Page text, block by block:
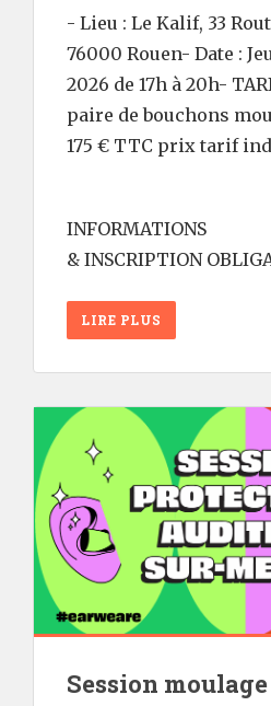
- Lieu : Le Kalif, 33
76000 Rouen- Date :
2026 de 17h à 20h-
paire de bouchons
175 € TTC prix tarif
INFORMATIONS
& INSCRIPTION
LIRE PLUS
Session